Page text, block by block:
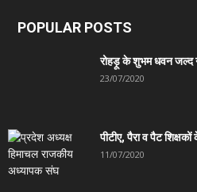
POPULAR POSTS
रोहड़ू के शुभम धवन जल्द
23/07/2020
पीटीए, पैरा व पैट
11/07/2020